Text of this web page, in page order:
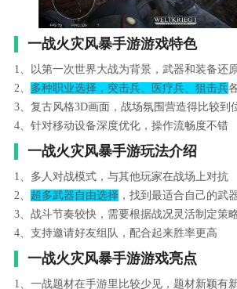
一战火灾风暴手游游戏特色
1、以第一次世界大战为背景，武器和装备还
2、 多种职业选择，突击兵、医疗兵、狙击兵
3、复古风格3D画面，战场氛围营造得比较到
4、针对移动设备深度优化，操作流畅度不错
一战火灾风暴手游玩法介绍
1、多人对战模式，与其他玩家在战场上对抗
2、 超多武器自由选择 ，找到最适合自己的武
3、战斗节奏较快，需要根据战况灵活制定策
4、支持邀请好友组队，配合起来胜率更高
一战火灾风暴手游游戏亮点
1、一战题材在手游里比较少见，题材新颖有